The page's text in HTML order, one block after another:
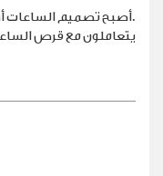
.أصبح تصميم الساعات
يتعاملون مع قرص